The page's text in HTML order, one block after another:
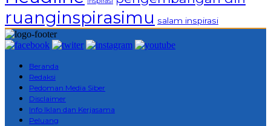
ruanginspirasimu salam inspirasi
Beranda
Redaksi
Pedoman Media Siber
Disclaimer
Info Iklan dan Kerjasama
Peluang